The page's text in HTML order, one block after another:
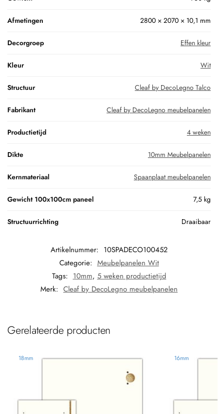
Afmetingen 2800 × 2070 × 10,1 mm
Decorgroep Effen kleur
Kleur Wit
Structuur Cleaf by DecoLegno Talco
Fabrikant Cleaf by DecoLegno meubelpanelen
Productietijd 4 weken
Dikte 10mm Meubelpanelen
Kernmateriaal Spaanplaat meubelpanelen
Gewicht 100x100cm paneel 7,5 kg
Structuurrichting Draaibaar
Artikelnummer: 10SPADECO100452
Categorie: Meubelpanelen Wit
Tags: 10mm 5 weken productietijd
Merk: Cleaf by DecoLegno meubelpanelen
Gerelateerde producten
18mm 16mm